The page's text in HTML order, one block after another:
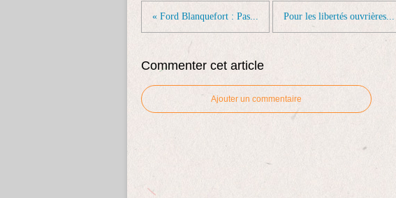
« Ford Blanquefort : Pas... Pour les libertés
Commenter cet article
Ajouter un commentaire